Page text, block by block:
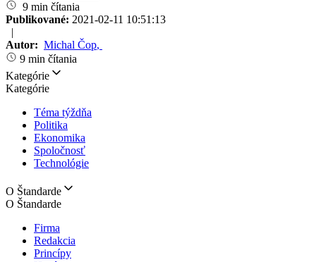
9 min čítania
Publikované: 2021-02-11 10:51:13
|
Autor: Michal Čop,
9 min čítania
Kategórie
Kategórie
Téma týždňa
Politika
Ekonomika
Spoločnosť
Technológie
O Štandarde
O Štandarde
Firma
Redakcia
Princípy